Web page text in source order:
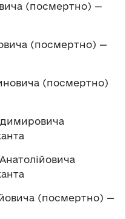
(посмертно) —
(посмертно) —
(посмертно)
(посмертно) —